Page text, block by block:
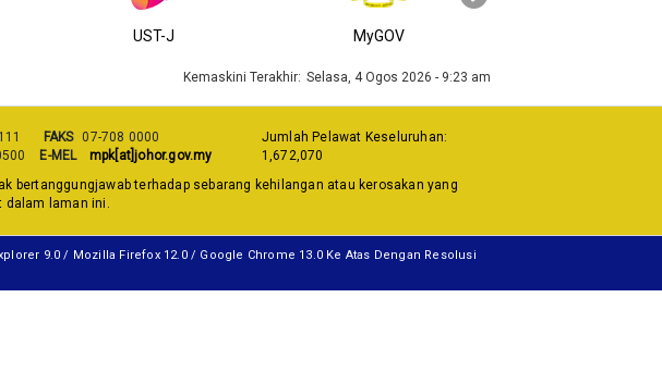
UST-J MyGOV
Kemaskini Terakhir: Selasa, 4 Ogos 2026 - 9:23 am
FAKS 07-708 0000
E-MEL mpk[at]johor.gov.my
Jumlah Pelawat Keseluruhan:
1,672,070
bertanggungjawab terhadap sebarang kehilangan atau kerosakan yang
dalam laman ini.
9.0 / Mozilla Firefox 12.0 / Google Chrome 13.0 Ke Atas Dengan Resolusi